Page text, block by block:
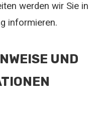
werden wir Sie in
informieren.
UND